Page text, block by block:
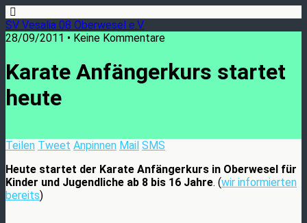
SV Vesalia 08 Oberwesel e.V.
28/09/2011 • Keine Kommentare
Karate Anfängerkurs startet
heute
Teilen Tweet Anpinnen Mail SMS
Heute startet der Karate Anfängerkurs in Oberwesel für
Kinder und Jugendliche ab 8 bis 16 Jahre. (wir informierten
bereits)